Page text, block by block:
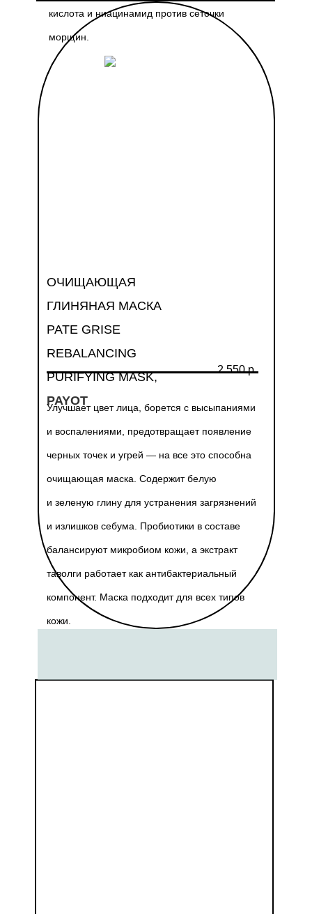
кислота и ниацинамид против сеточки
морщин.
ОЧИЩАЮЩАЯ
ГЛИНЯНАЯ МАСКА
PATE GRISE
REBALANCING
PURIFYING MASK,
PAYOT
2 550 р.
Улучшает цвет лица, борется с высыпаниями
и воспалениями, предотвращает появление
черных точек и угрей — на все это способна
очищающая маска. Содержит белую
и зеленую глину для устранения загрязнений
и излишков себума. Пробиотики в составе
балансируют микробиом кожи, а экстракт
таволги работает как антибактериальный
компонент. Маска подходит для всех типов
кожи.